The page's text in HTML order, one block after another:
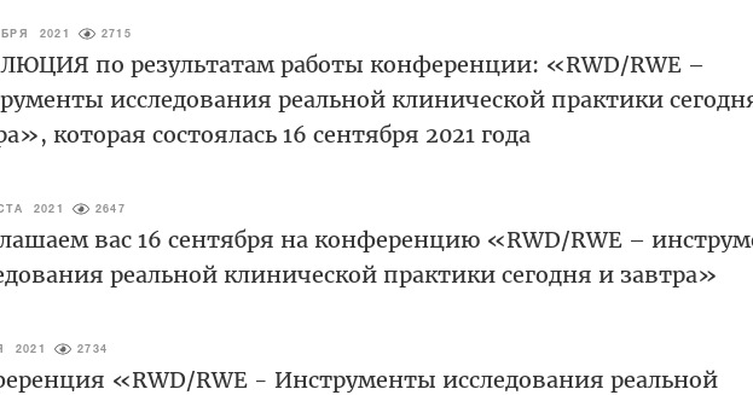
2021 2715
по результатам работы конференции: «RWD/RWE –
исследования реальной клинической практики
которая состоялась 16 сентября 2021 года
2021 2647
вас 16 сентября на конференцию «RWD/RWE –
реальной клинической практики сегодня и завтра»
2021 2734
«RWD/RWE - Инструменты исследования реальной